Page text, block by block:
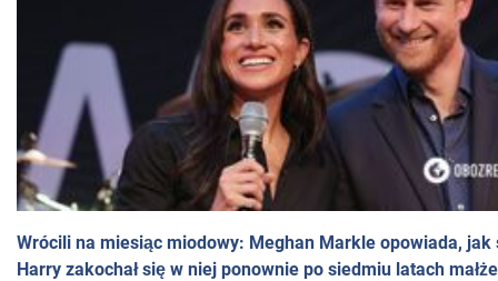
Wrócili na miesiąc miodowy: Meghan Markle opowiada, jak
Harry zakochał się w niej ponownie po siedmiu latach